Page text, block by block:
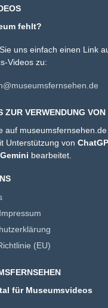
fehlt?
uns einfach einen Link
Videos zu:
ZUR VERWENDUNG VON
auf
Unterstützung von
bearbeitet.
(EU)
für Museumsvideos